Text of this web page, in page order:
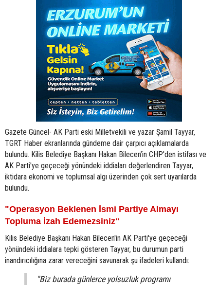
Gazete Güncel- AK Parti eski Milletvekili ve yazar Şamil Tayyar,
TGRT Haber ekranlarında gündeme dair çarpıcı açıklamalarda
bulundu. Kilis Belediye Başkanı Hakan Bilecen’in CHP'den istifası ve
AK Parti'ye geçeceği yönündeki iddiaları değerlendiren Tayyar,
iktidara ekonomi ve toplumsal algı üzerinden çok sert uyarılarda
bulundu.
"Operasyon Beklenen İsmi Partiye Almayı
Topluma İzah Edemezsiniz"
Kilis Belediye Başkanı Hakan Bilecen'in AK Parti'ye geçeceği
yönündeki iddialara tepki gösteren Tayyar, bu durumun parti
inandırıcılığına zarar vereceğini savunarak şu ifadeleri kullandı:
"Biz burada günlerce yolsuzluk programı